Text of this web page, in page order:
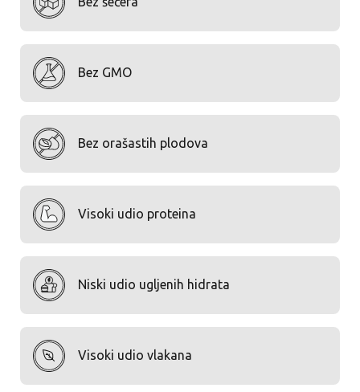
Bez GMO
Bez orašastih plodova
Visoki udio proteina
Niski udio ugljenih hidrata
Visoki udio vlakana